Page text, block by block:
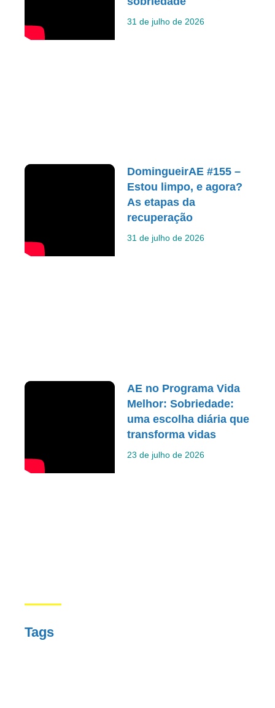
31 de julho de 2026
DomingueirAE #155 –
Estou limpo, e agora?
As etapas da
recuperação
31 de julho de 2026
AE no Programa Vida
Melhor: Sobriedade:
uma escolha diária que
transforma vidas
23 de julho de 2026
Tags